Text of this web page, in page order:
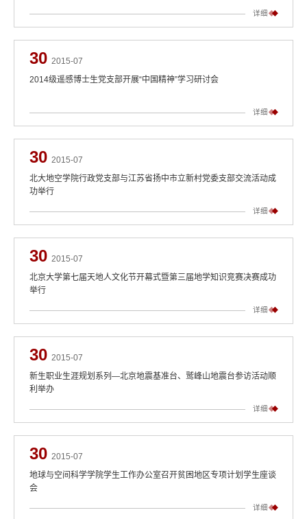
详细
30 2015-07
2014级遥感博士生党支部开展“中国精神”学习研讨会
详细
30 2015-07
北大地空学院行政党支部与江苏省扬中市立新村党委支部交流活动成
功举行
详细
30 2015-07
北京大学第七届天地人文化节开幕式暨第三届地学知识竞赛决赛成功
举行
详细
30 2015-07
新生职业生涯规划系列—北京地震基准台、鹫峰山地震台参访活动顺
利举办
详细
30 2015-07
地球与空间科学学院学生工作办公室召开贫困地区专项计划学生座谈
会
详细